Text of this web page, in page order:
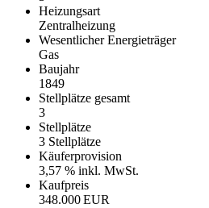
Heizungsart
Zentralheizung
Wesentlicher Energieträger
Gas
Baujahr
1849
Stellplätze gesamt
3
Stellplätze
3 Stellplätze
Käufer­provision
3,57 % inkl. MwSt.
Kaufpreis
348.000 EUR